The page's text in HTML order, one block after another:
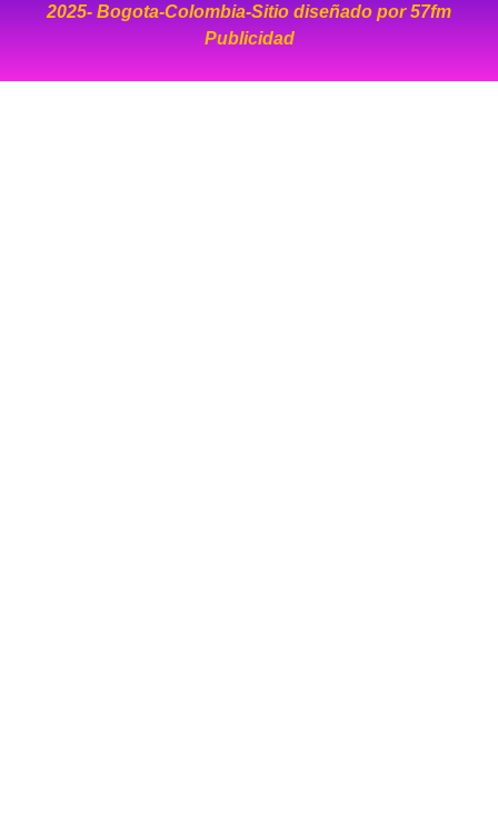
2025- Bogota-Colombia-Sitio diseñado por57fm
Publicidad